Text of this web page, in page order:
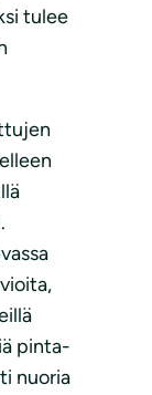
tulee
pinta-
nuoria